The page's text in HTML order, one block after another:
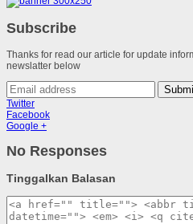
Subscribe
Thanks for read our article for update
newslatter below
Twitter
Facebook
Google +
No Responses
Tinggalkan Balasan